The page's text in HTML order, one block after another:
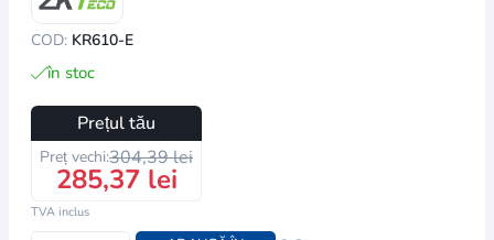
COD: KR610-E
în stoc
Prețul tău
Preț vechi:304,39 lei
285,37 lei
TVA inclus